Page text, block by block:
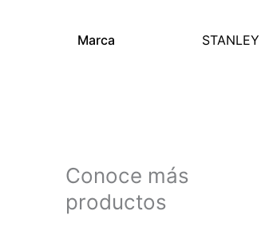
Marca STANLEY
Conoce más
productos